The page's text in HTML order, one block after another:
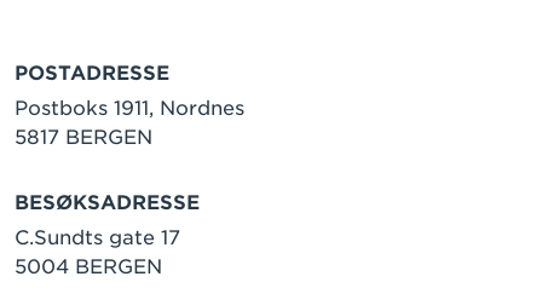
POSTADRESSE
Postboks 1911, Nordnes
5817 BERGEN
BESØKSADRESSE
C.Sundts gate 17
5004 BERGEN